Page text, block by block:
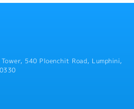
確認・顧客訪問時は社用車、ドラ
540 Ploenchit Road, Lumphini,